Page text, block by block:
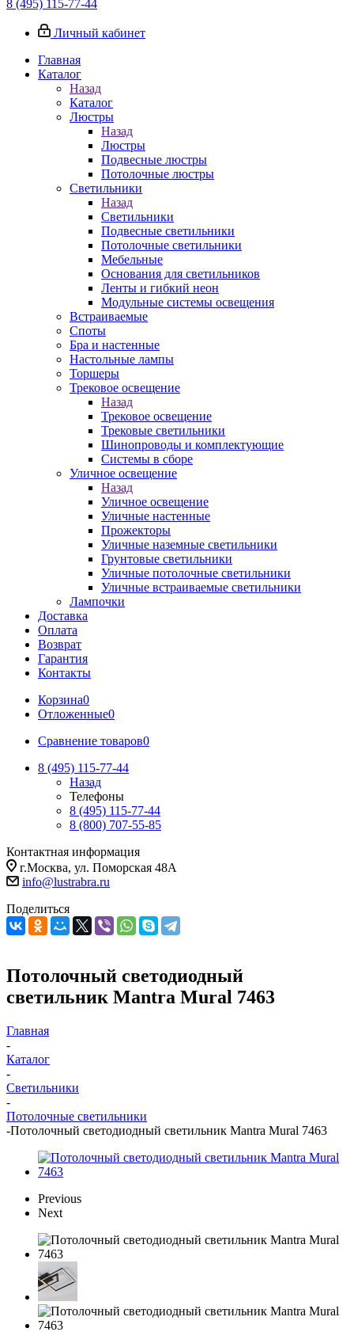
8 (495) 115-77-44
Личный кабинет
Главная
Каталог
Назад
Каталог
Люстры
Назад
Люстры
Подвесные люстры
Потолочные люстры
Светильники
Назад
Светильники
Подвесные светильники
Потолочные светильники
Мебельные
Основания для светильников
Ленты и гибкий неон
Модульные системы освещения
Встраиваемые
Споты
Бра и настенные
Настольные лампы
Торшеры
Трековое освещение
Назад
Трековое освещение
Трековые светильники
Шинопроводы и комплектующие
Системы в сборе
Уличное освещение
Назад
Уличное освещение
Уличные настенные
Прожекторы
Уличные наземные светильники
Грунтовые светильники
Уличные потолочные светильники
Уличные встраиваемые светильники
Лампочки
Доставка
Оплата
Возврат
Гарантия
Контакты
Корзина0
Отложенные0
Сравнение товаров0
8 (495) 115-77-44
Назад
Телефоны
8 (495) 115-77-44
8 (800) 707-55-85
Контактная информация
г.Москва, ул. Поморская 48А
info@lustrabra.ru
Поделиться
Потолочный светодиодный
светильник Mantra Mural 7463
Главная
-
Каталог
-
Светильники
-
Потолочные светильники
-Потолочный светодиодный светильник Mantra Mural 7463
Previous
Next